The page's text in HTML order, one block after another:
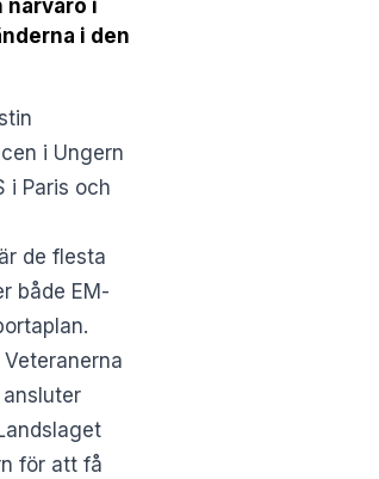
närvaro i
i den
i Ungern
i Paris och
de flesta
både EM-
för att få